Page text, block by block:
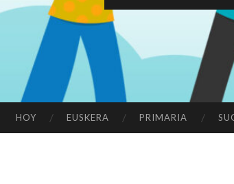
HOY EUSKERA PRIMARIA